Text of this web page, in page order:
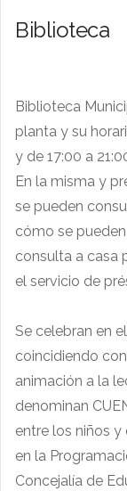
Biblioteca
Biblioteca
planta y su
y de 17:00 a
En la misma y
se pueden
cómo se
consulta a casa
el servicio de
Se celebran en
coincidiendo
animación a la
denominan
entre los niños
en la
Concejalía de